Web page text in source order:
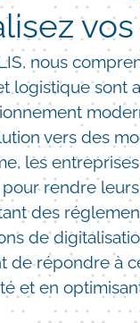
nous
logistique sont
vers des
les
pour rendre
des
de
de répondre à
et en